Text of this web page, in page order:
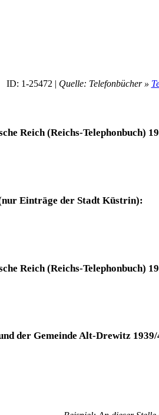
ID: 1-25472 | Quelle: Telefonbücher »
Reich (Reichs-Telephonbuch)
Einträge der Stadt Küstrin):
Reich (Reichs-Telephonbuch)
der Gemeinde Alt-Drewitz